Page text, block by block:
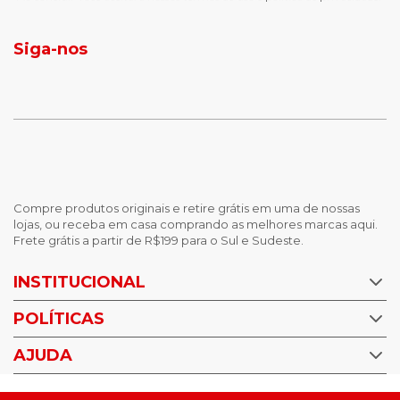
calças femininas
Siga-nos
Compre produtos originais e retire grátis em uma de nossas
lojas, ou receba em casa comprando as melhores marcas aqui.
Frete grátis a partir de R$199 para o Sul e Sudeste.
INSTITUCIONAL
Nossas Lojas
Trabalhe Conosco
POLÍTICAS
Política de Privacidade
AJUDA
Perguntas Frequentes